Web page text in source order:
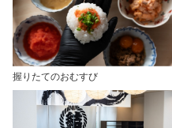
握りたてのおむすび